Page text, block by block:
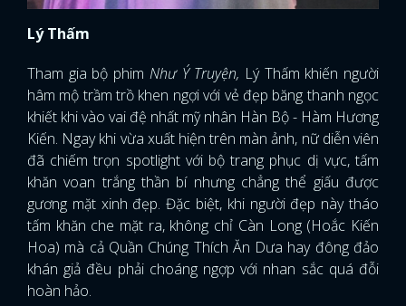
Lý Thấm
Tham gia bộ phim Như Ý Truyện, Lý Thấm khiến người
hâm mộ trầm trồ khen ngợi với vẻ đẹp băng thanh ngọc
khiết khi vào vai đệ nhất mỹ nhân Hàn Bộ - Hàm Hương
Kiến. Ngay khi vừa xuất hiện trên màn ảnh, nữ diễn viên
đã chiếm trọn spotlight với bộ trang phục dị vực, tấm
khăn voan trắng thần bí nhưng chẳng thể giấu được
gương mặt xinh đẹp. Đặc biệt, khi người đẹp này tháo
tấm khăn che mặt ra, không chỉ Càn Long (Hoắc Kiến
Hoa) mà cả Quần Chúng Thích Ăn Dưa hay đông đảo
khán giả đều phải choáng ngợp với nhan sắc quá đỗi
hoàn hảo.